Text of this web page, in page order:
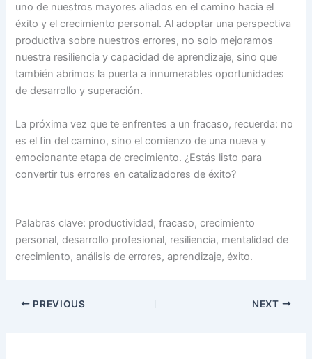
uno de nuestros mayores aliados en el camino hacia el
éxito y el crecimiento personal. Al adoptar una perspectiva
productiva sobre nuestros errores, no solo mejoramos
nuestra resiliencia y capacidad de aprendizaje, sino que
también abrimos la puerta a innumerables oportunidades
de desarrollo y superación.
La próxima vez que te enfrentes a un fracaso, recuerda: no
es el fin del camino, sino el comienzo de una nueva y
emocionante etapa de crecimiento. ¿Estás listo para
convertir tus errores en catalizadores de éxito?
Palabras clave: productividad, fracaso, crecimiento
personal, desarrollo profesional, resiliencia, mentalidad de
crecimiento, análisis de errores, aprendizaje, éxito.
PREVIOUS NEXT